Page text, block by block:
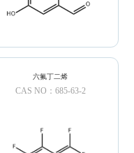
六氟丁二烯
CAS NO：685-63-2